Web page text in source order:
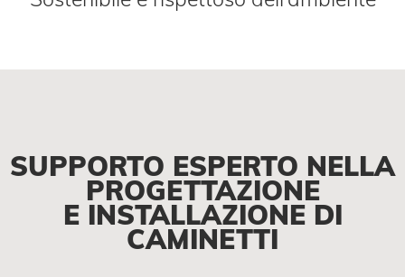
SUPPORTO ESPERTO NELLA
PROGETTAZIONE
E INSTALLAZIONE DI
CAMINETTI